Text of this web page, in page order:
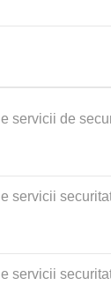
servicii de
servicii
servicii